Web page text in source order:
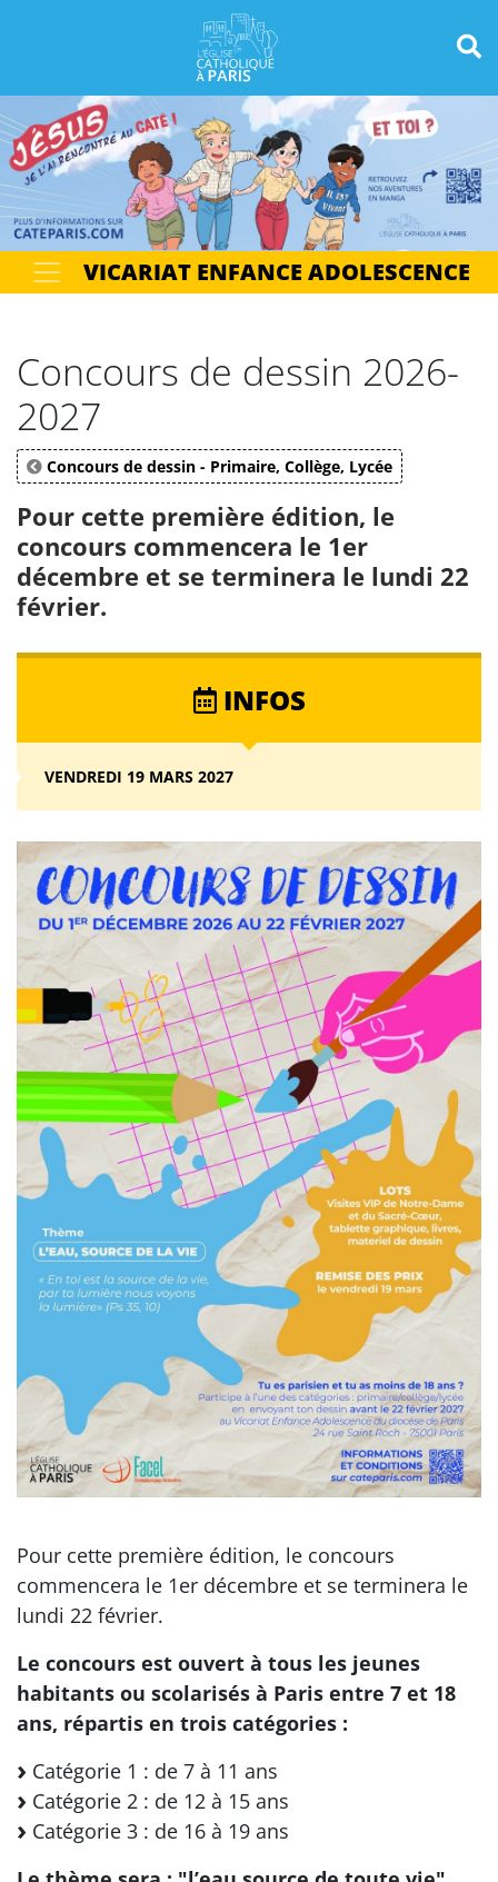
Votre recherche OK
VICARIAT ENFANCE ADOLESCENCE
Concours de dessin 2026-
2027
Concours de dessin - Primaire, Collège, Lycée
Pour cette première édition, le
concours commencera le 1er
décembre et se terminera le lundi 22
février.
INFOS
VENDREDI 19 MARS 2027
Pour cette première édition, le concours
commencera le 1er décembre et se terminera le
lundi 22 février.
Le concours est ouvert à tous les jeunes
habitants ou scolarisés à Paris entre 7 et 18
ans, répartis en trois catégories :
Catégorie 1 : de 7 à 11 ans
Catégorie 2 : de 12 à 15 ans
Catégorie 3 : de 16 à 19 ans
Panneau de gestion des cookies